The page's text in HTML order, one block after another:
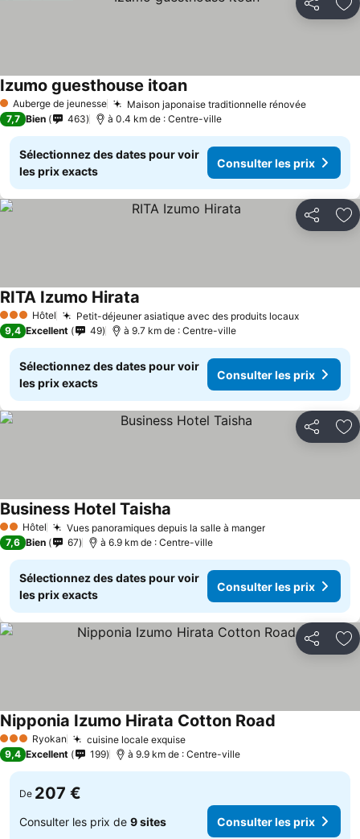
Partager
1 Étoiles
Auberge de jeunesse Maison japonaise traditionnelle rénovée
Izumo guesthouse itoan
7,7 Bien 463 à 0.4 km de : Centre-ville
Sélectionnez des dates pour voir
les prix exacts
Consulter les prix
Partager
3 ÉtoilesHôtel Petit-déjeuner asiatique avec des produits locaux
RITA Izumo Hirata
9,4 Excellent 49 à 9.7 km de : Centre-ville
Sélectionnez des dates pour voir
les prix exacts
Consulter les prix
Partager
2 Étoiles
Hôtel Vues panoramiques depuis la salle à manger
Business Hotel Taisha
7,6 Bien 67 à 6.9 km de : Centre-ville
Sélectionnez des dates pour voir
les prix exacts
Consulter les prix
Partager
3 ÉtoilesRyokan cuisine locale exquise
Nipponia Izumo Hirata Cotton Road
9,4 Excellent 199 à 9.9 km de : Centre-ville
De 207 €
Consulter les prix de 9 sites Consulter les prix